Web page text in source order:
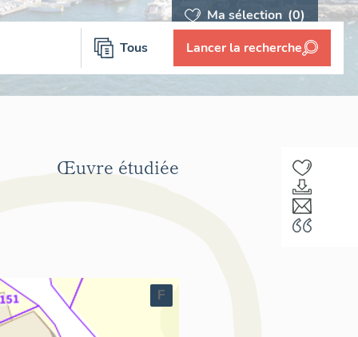
Ma sélection (0)
Tous Lancer la recherche
Œuvre étudiée
F